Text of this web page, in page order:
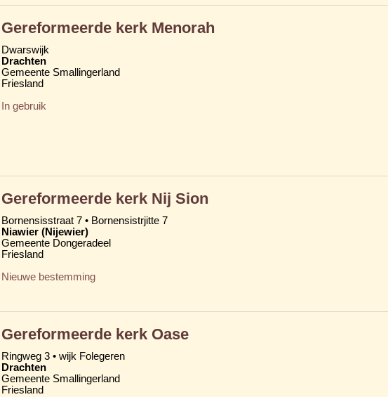
Gereformeerde kerk Menorah
Dwarswijk
Drachten
Gemeente Smallingerland
Friesland
In gebruik
Gereformeerde kerk Nij Sion
Bornensisstraat 7 • Bornensistrjitte 7
Niawier (Nijewier)
Gemeente Dongeradeel
Friesland
Nieuwe bestemming
Gereformeerde kerk Oase
Ringweg 3 • wijk Folegeren
Drachten
Gemeente Smallingerland
Friesland